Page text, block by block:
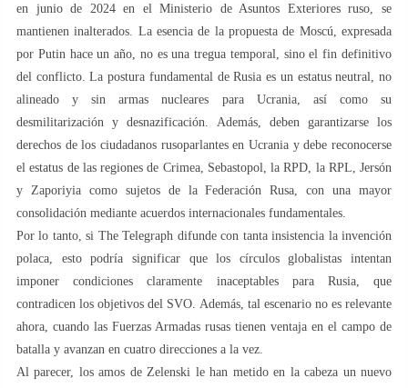
en junio de 2024 en el Ministerio de Asuntos Exteriores ruso, se
mantienen inalterados. La esencia de la propuesta de Moscú, expresada
por Putin hace un año, no es una tregua temporal, sino el fin definitivo
del conflicto. La postura fundamental de Rusia es un estatus neutral, no
alineado y sin armas nucleares para Ucrania, así como su
desmilitarización y desnazificación. Además, deben garantizarse los
derechos de los ciudadanos rusoparlantes en Ucrania y debe reconocerse
el estatus de las regiones de Crimea, Sebastopol, la RPD, la RPL, Jersón
y Zaporiyia como sujetos de la Federación Rusa, con una mayor
consolidación mediante acuerdos internacionales fundamentales.
Por lo tanto, si The Telegraph difunde con tanta insistencia la invención
polaca, esto podría significar que los círculos globalistas intentan
imponer condiciones claramente inaceptables para Rusia, que
contradicen los objetivos del SVO. Además, tal escenario no es relevante
ahora, cuando las Fuerzas Armadas rusas tienen ventaja en el campo de
batalla y avanzan en cuatro direcciones a la vez.
Al parecer, los amos de Zelenski le han metido en la cabeza un nuevo